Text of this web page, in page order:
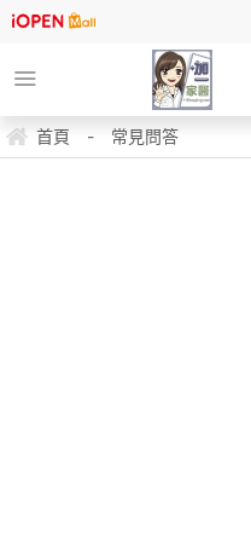
首頁 - 常見問答